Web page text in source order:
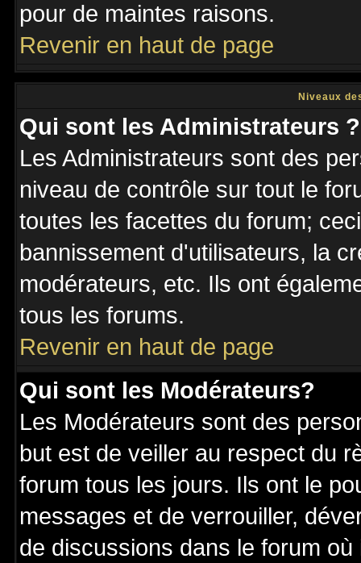
pour de maintes raisons.
Revenir en haut de page
Niveaux
Qui sont les Administrateurs ?
Les Administrateurs sont des
niveau de contrôle sur tout le
toutes les facettes du forum;
bannissement d'utilisateurs, la
modérateurs, etc. Ils ont
tous les forums.
Revenir en haut de page
Qui sont les Modérateurs?
Les Modérateurs sont des
but est de veiller au respect du
forum tous les jours. Ils ont le
messages et de verrouiller,
de discussions dans le forum